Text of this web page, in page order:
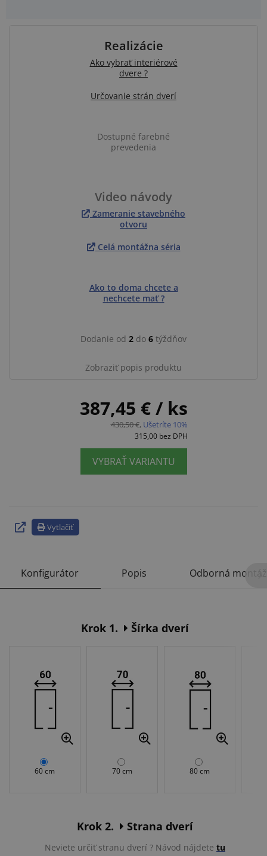
Realizácie
Ako vybrať interiérové
dvere ?
Určovanie strán dverí
Dostupné farebné
prevedenia
Video návody
Zameranie stavebného
otvoru
Celá montážna séria
Ako to doma chcete a
nechcete mať ?
Dodanie od 2 do 6 týždňov
Zobraziť popis produktu
387,45 € / ks
430,50 €, Ušetríte 10%
315,00 bez DPH
VYBRAŤ VARIANTU
Vytlačiť
Konfigurátor Popis Odborná montáž
Krok 1. Šírka dverí
60 cm 70 cm 80 cm
Krok 2. Strana dverí
Neviete určiť stranu dverí ? Návod nájdete tu